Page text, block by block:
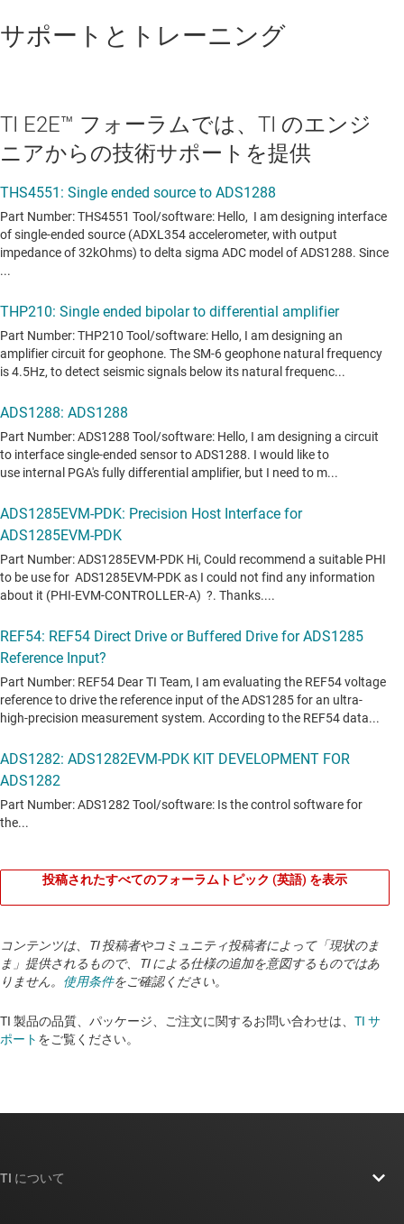
サポートとトレーニング
TI E2E™ フォーラムでは、TI のエンジ
ニアからの技術サポートを提供
投稿されたすべてのフォーラムトピック (英語) を表示
コンテンツは、TI 投稿者やコミュニティ投稿者によって「現状のま
ま」提供されるもので、TI による仕様の追加を意図するものではあ
りません。 使用条件をご確認ください。
TI 製品の品質、パッケージ、ご注文に関するお問い合わせは、 TI サ
ポート をご覧ください。
TI について